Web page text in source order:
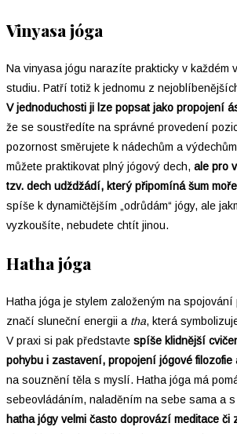
Vinyasa jóga
Na vinyasa jógu narazíte prakticky v každém
studiu. Patří totiž k jednomu z
V jednoduchosti ji lze popsat jako propojení
že se soustředíte na správné provedení
pozornost směrujete k nádechům a
můžete praktikovat plný jógový dech, ale pro
tzv. dech udždžádí, který připomíná šum moře
spíše k dynamičtějším „odrůdám“ jógy, ale
vyzkoušíte, nebudete chtít jinou.
Hatha jóga
Hatha jóga je stylem založeným na spojování
značí sluneční energii a tha, která
V praxi si pak představte spíše klidnější
pohybu i zastavení, propojení jógové filozofie
na souznění těla s myslí. Hatha jóga má
sebeovládáním, naladěním na sebe sama a
hatha jógy velmi často doprovází meditace či